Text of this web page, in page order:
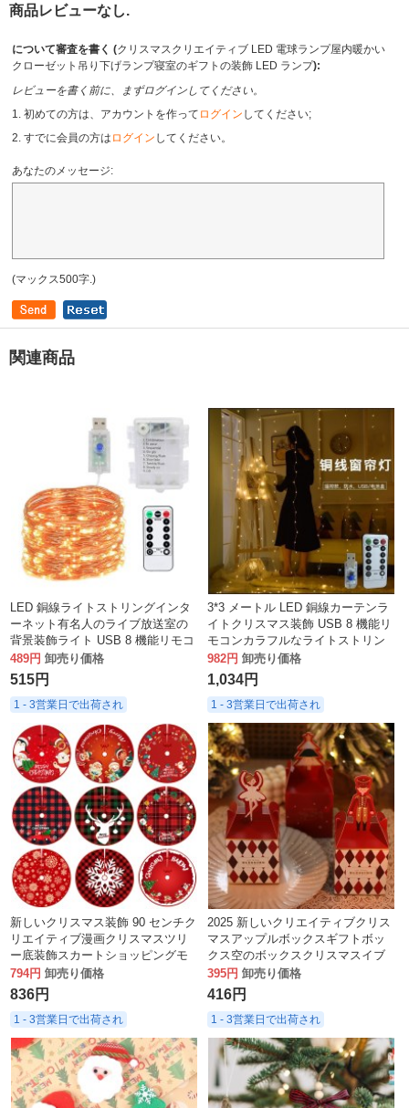
商品レビューなし.
について審査を書く (クリスマスクリエイティブ LED 電球ランプ屋内暖かい
クローゼット吊り下げランプ寝室のギフトの装飾 LED ランプ):
レビューを書く前に、まずログインしてください。
1. 初めての方は、アカウントを作って ログイン してください;
2. すでに会員の方は ログイン してください。
あなたのメッセージ:
(マックス500字.)
関連商品
LED 銅線ライトストリングインタ
ーネット有名人のライブ放送室の
背景装飾ライト USB 8 機能リモコ
ン防水カラーライト銅線ランプ
489円 卸売り価格
515円
1 - 3営業日で出荷され
3*3 メートル LED 銅線カーテンラ
イトクリスマス装飾 USB 8 機能リ
モコンカラフルなライトストリン
グ
982円 卸売り価格
1,034円
1 - 3営業日で出荷され
新しいクリスマス装飾 90 センチク
リエイティブ漫画クリスマスツリ
ー底装飾スカートショッピングモ
ールホテルの装飾
794円 卸売り価格
836円
1 - 3営業日で出荷され
2025 新しいクリエイティブクリス
マスアップルボックスギフトボッ
クス空のボックスクリスマスイブ
アップル包装ボックスギフトボッ
クス
395円 卸売り価格
416円
1 - 3営業日で出荷され